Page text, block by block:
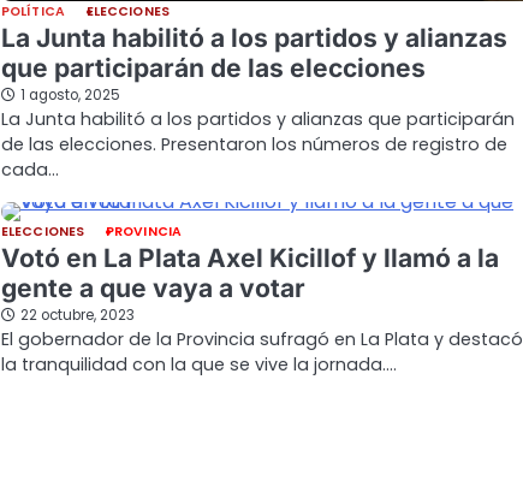
POLÍTICA ELECCIONES
La Junta habilitó a los partidos y alianzas
que participarán de las elecciones
1 agosto, 2025
La Junta habilitó a los partidos y alianzas que participarán
de las elecciones. Presentaron los números de registro de
cada…
ELECCIONES PROVINCIA
Votó en La Plata Axel Kicillof y llamó a la
gente a que vaya a votar
22 octubre, 2023
El gobernador de la Provincia sufragó en La Plata y destacó
la tranquilidad con la que se vive la jornada.…